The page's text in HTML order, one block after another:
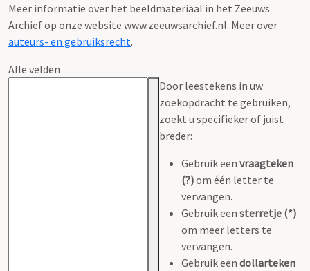
Meer informatie over het beeldmateriaal in het Zeeuws
Archief op onze website www.zeeuwsarchief.nl. Meer over
auteurs- en gebruiksrecht.
Alle velden
Door leestekens in uw
zoekopdracht te gebruiken,
zoekt u specifieker of juist
breder:
Gebruik een vraagteken
(?)om één letter te
vervangen.
Gebruik een sterretje (*)
om meer letters te
vervangen.
Gebruik een dollarteken